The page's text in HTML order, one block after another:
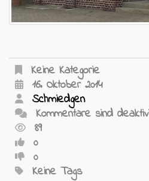
Keine Kategorie
16. Oktober 2014
Schmiedgen
Kommentare sind
89
0
0
Keine Tags